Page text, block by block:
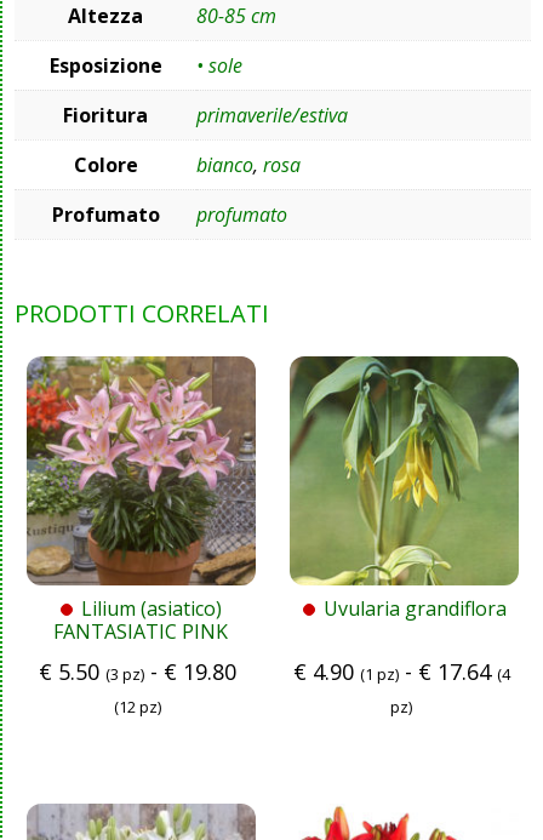
Altezza
80-85 cm
Esposizione
• sole
Fioritura
primaverile/estiva
Colore
bianco, rosa
Profumato
profumato
PRODOTTI CORRELATI
Lilium (asiatico)
FANTASIATIC PINK
€ 5.50 (3 pz) - € 19.80
(12 pz)
Uvularia grandiflora
€4.90 (1 pz)- €17.64 (4
pz)